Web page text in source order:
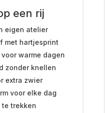
een rij
eigen atelier
met hartjesprint
warme dagen
zonder knellen
extra zwier
voor elke dag
trekken